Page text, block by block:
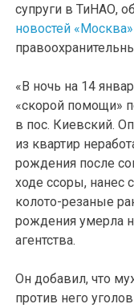
супруги в ТиНАО,
новостей «Москва»
«В ночь на 14
«скорой помощи»
в пос. Киевский.
из квартир
рождения после
ходе ссоры,
колото-резаные
рождения умерла
агентства.
Он добавил, что
против него